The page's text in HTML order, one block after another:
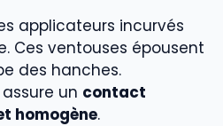
applicateurs incurvés
Ces ventouses épousent
des hanches.
un contact
homogène.